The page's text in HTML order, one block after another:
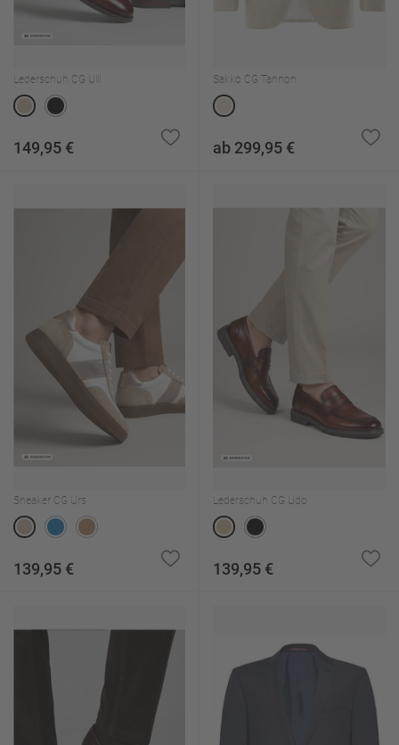
Lederschuh CG Ulli
149,95 €
Sakko CG Tannon
ab 299,95 €
Sneaker CG Urs
139,95 €
Lederschuh CG Udo
139,95 €